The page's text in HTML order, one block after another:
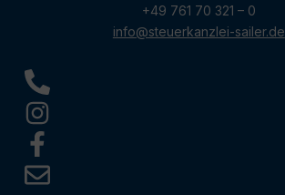
+49 761 70 321 – 0
info@steuerkanzlei-sailer.de